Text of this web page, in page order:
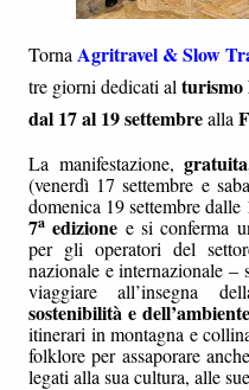
Torna Agritravel & Slow
tre giorni dedicati al turismo
dal 17 al 19 settembrealla
La manifestazione,
(venerdì 17 settembre e
domenica 19 settembre
7a edizione e si conferma
per gli operatori del
nazionale e internazionale
viaggiare all’insegna
sostenibilità e dell’ambiente
itinerari in montagna e
folklore per assaporare
legati alla sua cultura, alle